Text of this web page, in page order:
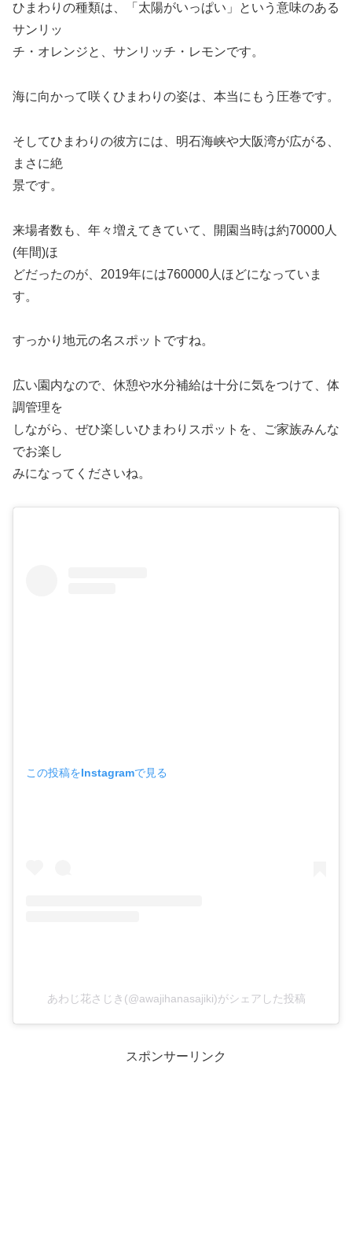
ひまわりの種類は、「太陽がいっぱい」という意味のある
サンリッ
チ・オレンジと、サンリッチ・レモンです。
海に向かって咲くひまわりの姿は、本当にもう圧巻です。
そしてひまわりの彼方には、明石海峡や大阪湾が広がる、
まさに絶
景です。
来場者数も、年々増えてきていて、開園当時は約70000人
(年間)ほ
どだったのが、2019年には760000人ほどになっていま
す。
すっかり地元の名スポットですね。
広い園内なので、休憩や水分補給は十分に気をつけて、体
調管理を
しながら、ぜひ楽しいひまわりスポットを、ご家族みんな
でお楽し
みになってくださいね。
この投稿をInstagramで見る
あわじ花さじき(@awajihanasajiki)がシェアした投稿
スポンサーリンク